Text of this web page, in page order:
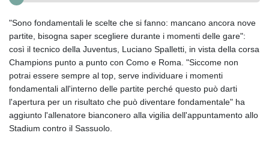
"Sono fondamentali le scelte che si fanno: mancano ancora nove
partite, bisogna saper scegliere durante i momenti delle gare":
così il tecnico della Juventus, Luciano Spalletti, in vista della corsa
Champions punto a punto con Como e Roma. "Siccome non
potrai essere sempre al top, serve individuare i momenti
fondamentali all'interno delle partite perché questo può darti
l'apertura per un risultato che può diventare fondamentale" ha
aggiunto l'allenatore bianconero alla vigilia dell'appuntamento allo
Stadium contro il Sassuolo.